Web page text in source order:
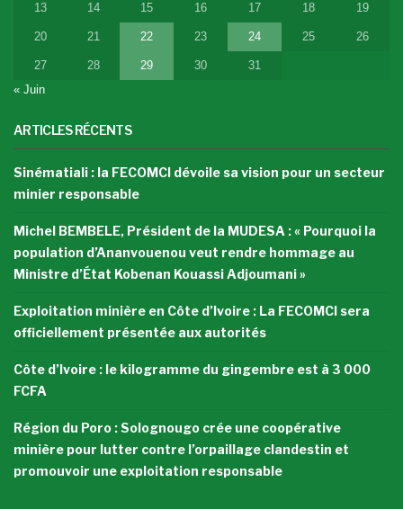
13 14 15 16 17 18 19
20 21 22 23 24 25 26
27 28 29 30
31
« Juin
ARTICLES RÉCENTS
Sinématiali : la FECOMCI dévoile sa vision pour un secteur
minier responsable
Michel BEMBELE, Président de la MUDESA : « Pourquoi la
population d’Ananvouenou veut rendre hommage au
Ministre d’État Kobenan Kouassi Adjoumani »
Exploitation minière en Côte d’Ivoire : La FECOMCI sera
officiellement présentée aux autorités
Côte d’Ivoire : le kilogramme du gingembre est à 3 000
FCFA
Région du Poro : Solognougo crée une coopérative
minière pour lutter contre l’orpaillage clandestin et
promouvoir une exploitation responsable